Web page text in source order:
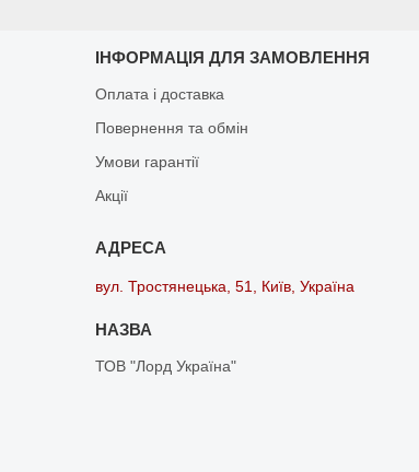
ІНФОРМАЦІЯ ДЛЯ ЗАМОВЛЕННЯ
Оплата і доставка
Повернення та обмін
Умови гарантії
Акції
вул. Тростянецька, 51, Київ, Україна
ТОВ "Лорд Україна"